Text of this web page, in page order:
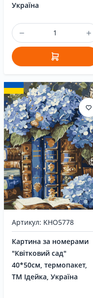
Україна
Артикул: KHO5778
Картина за номерами
"Квітковий сад"
40*50см, термопакет,
ТМ Ідейка, Україна